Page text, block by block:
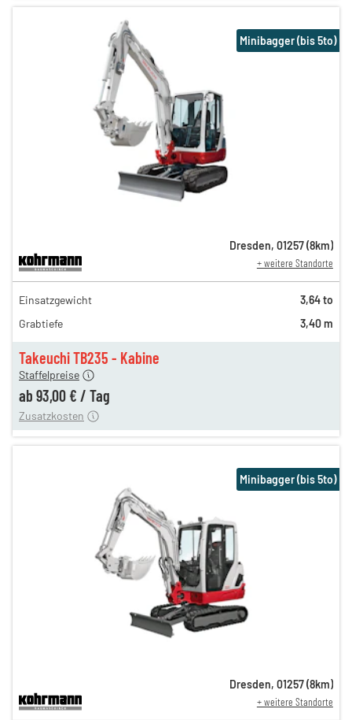
Takeuchi TB235 - Kabine
162,00 €
135,00 €
112,00 €
Staffelpreise
ab 93,00 € / Tag
12,00 €
Zusatzkosten
Minibagger (bis 5to)
Dresden, 01257(8km)
+ weitere Standorte
Einsatzgewicht
3,64 to
Grabtiefe
3,40 m
Minibagger (bis 5to)
Dresden, 01257(8km)
+ weitere Standorte